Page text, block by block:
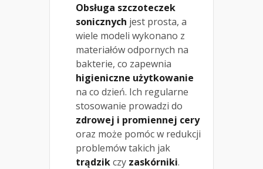
Obsługa szczoteczek
sonicznych jest prosta, a
wiele modeli wykonano z
materiałów odpornych na
bakterie, co zapewnia
higieniczne użytkowanie
na co dzień. Ich regularne
stosowanie prowadzi do
zdrowej i promiennej cery
oraz może pomóc w redukcji
problemów takich jak
trądzikczy zaskórniki.